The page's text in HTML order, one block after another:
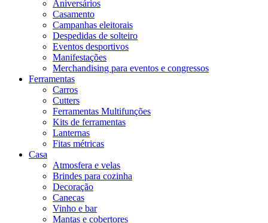
Aniversários
Casamento
Campanhas eleitorais
Despedidas de solteiro
Eventos desportivos
Manifestações
Merchandising para eventos e congressos
Ferramentas
Carros
Cutters
Ferramentas Multifunções
Kits de ferramentas
Lanternas
Fitas métricas
Casa
Atmosfera e velas
Brindes para cozinha
Decoração
Canecas
Vinho e bar
Mantas e cobertores